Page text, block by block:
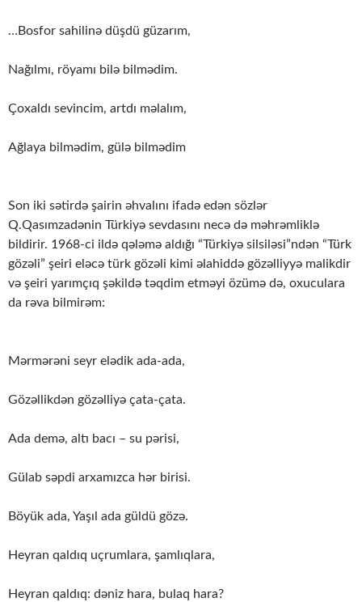
…Bosfor sahilinə düşdü güzarım,
Nağılmı, röyamı bilə bilmədim.
Çoxaldı sevincim, artdı məlalım,
Ağlaya bilmədim, gülə bilmədim
Son iki sətirdə şairin əhvalını ifadə edən sözlər
Q.Qasımzadənin Türkiyə sevdasını necə də məhrəmliklə
bildirir. 1968-ci ildə qələmə aldığı “Türkiyə silsiləsi”ndən “Türk
gözəli” şeiri eləcə türk gözəli kimi əlahiddə gözəlliyyə malikdir
və şeiri yarımçıq şəkildə təqdim etməyi özümə də, oxuculara
da rəva bilmirəm:
Mərmərəni seyr elədik ada-ada,
Gözəllikdən gözəlliyə çata-çata.
Ada demə, altı bacı – su pərisi,
Gülab səpdi arxamızca hər birisi.
Böyük ada, Yaşıl ada güldü gözə.
Heyran qaldıq uçrumlara, şamlıqlara,
Heyran qaldıq: dəniz hara, bulaq hara?